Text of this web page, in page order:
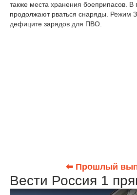
также места хранения боеприпасов.
продолжают рваться снаряды. Режим
дефиците зарядов для ПВО.
⬅ Прошлый
Вести Россия 1